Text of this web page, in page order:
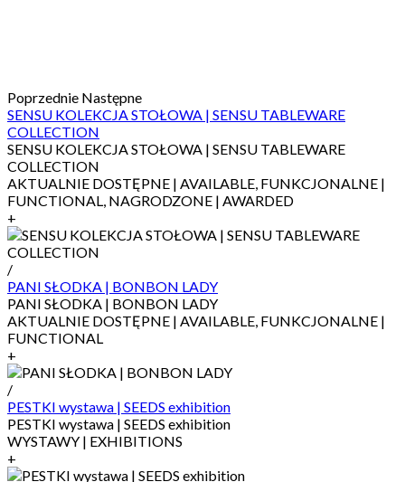
Poprzednie Następne
SENSU KOLEKCJA STOŁOWA | SENSU TABLEWARE
COLLECTION
SENSU KOLEKCJA STOŁOWA | SENSU TABLEWARE
COLLECTION
AKTUALNIE DOSTĘPNE | AVAILABLE, FUNKCJONALNE |
FUNCTIONAL, NAGRODZONE | AWARDED
+
/
PANI SŁODKA | BONBON LADY
PANI SŁODKA | BONBON LADY
AKTUALNIE DOSTĘPNE | AVAILABLE, FUNKCJONALNE |
FUNCTIONAL
+
/
PESTKI wystawa | SEEDS exhibition
PESTKI wystawa | SEEDS exhibition
WYSTAWY | EXHIBITIONS
+